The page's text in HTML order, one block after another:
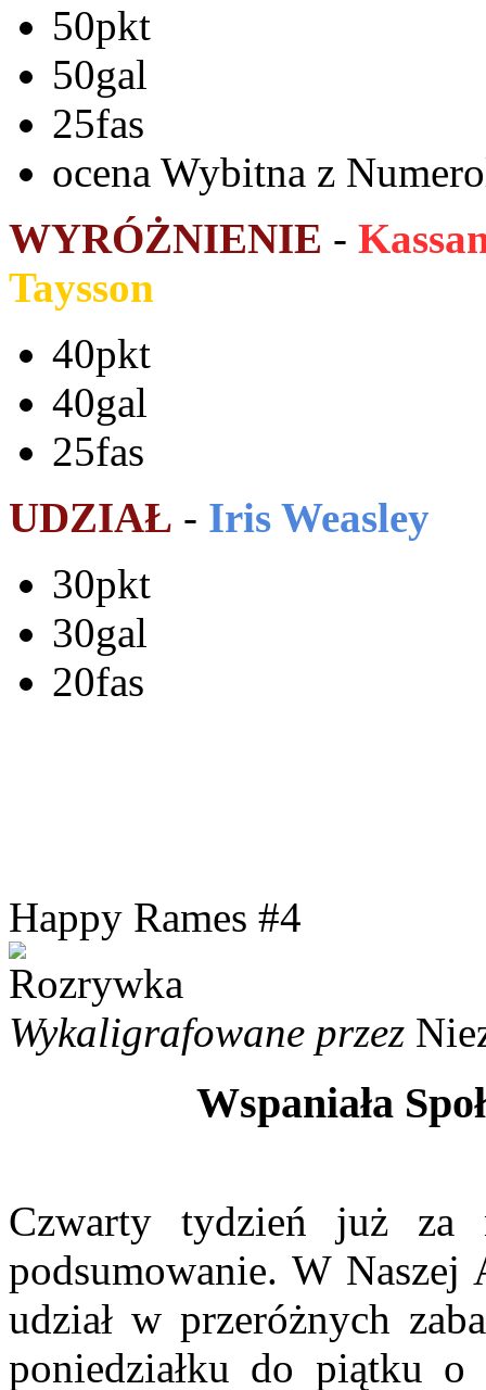
50pkt
50gal
25fas
ocena Wybitna z
WYRÓŻNIENIE -
Taysson
40pkt
40gal
25fas
UDZIAŁ - Iris Weasley
30pkt
30gal
20fas
Happy Rames #4
Wykaligrafowane przez
Wspaniała
Czwarty tydzień już za
podsumowanie. W Naszej
udział w przeróżnych
poniedziałku do piątku